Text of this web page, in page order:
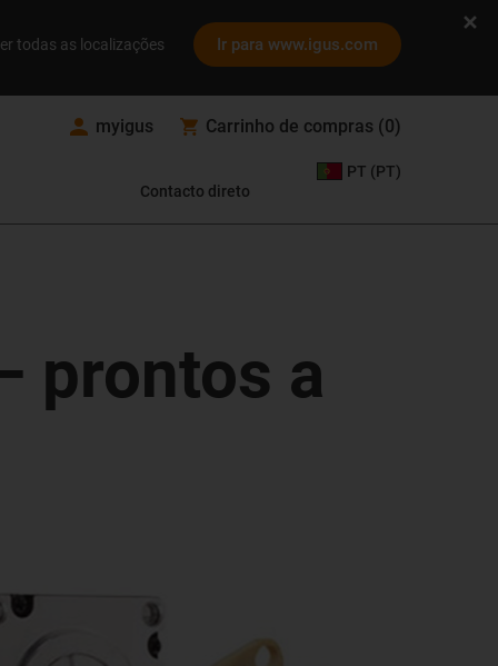
todas as localizações Ir para www.igus.com
myigus Carrinho de compras (0)
Contacto direto
PT (PT)
prontos a